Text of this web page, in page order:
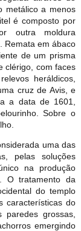
metálico a menos
é composto por
outra moldura
Remata em ábaco
de um prisma
clérigo, com faces
heráldicos,
cruz de Avis, e
a data de 1601,
Sobre o
uma das
pelas soluções
na produção
O tratamento da
do templo
características do
grossas,
emergindo